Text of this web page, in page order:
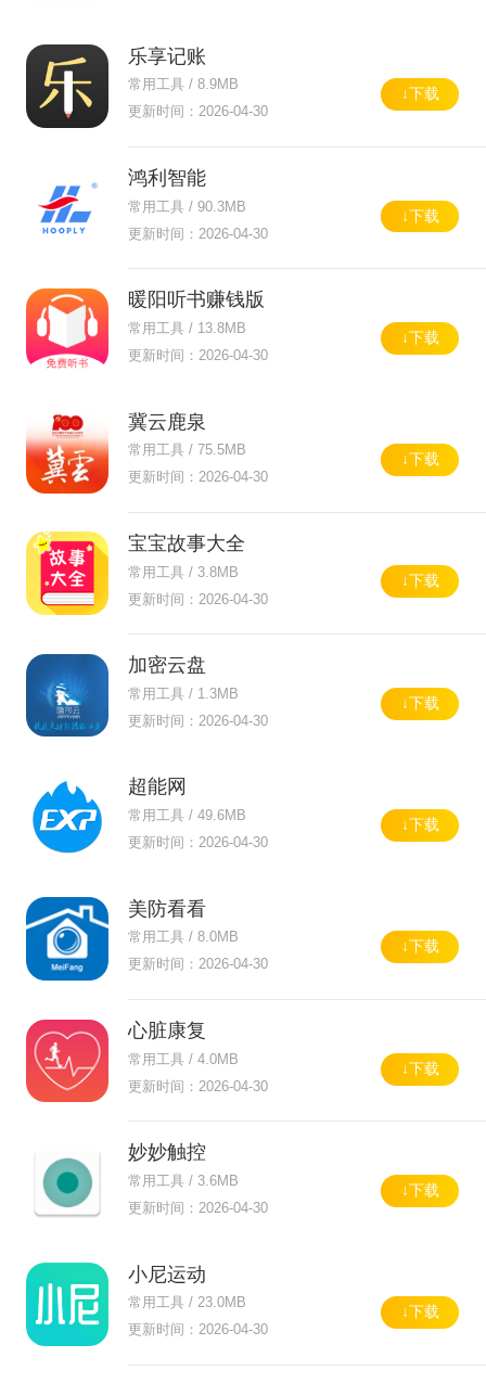
乐享记账
常用工具 / 8.9MB
更新时间：2026-04-30
↓下载
鸿利智能
常用工具 / 90.3MB
更新时间：2026-04-30
↓下载
暖阳听书赚钱版
常用工具 / 13.8MB
更新时间：2026-04-30
↓下载
冀云鹿泉
常用工具 / 75.5MB
更新时间：2026-04-30
↓下载
宝宝故事大全
常用工具 / 3.8MB
更新时间：2026-04-30
↓下载
加密云盘
常用工具 / 1.3MB
更新时间：2026-04-30
↓下载
超能网
常用工具 / 49.6MB
更新时间：2026-04-30
↓下载
美防看看
常用工具 / 8.0MB
更新时间：2026-04-30
↓下载
心脏康复
常用工具 / 4.0MB
更新时间：2026-04-30
↓下载
妙妙触控
常用工具 / 3.6MB
更新时间：2026-04-30
↓下载
小尼运动
常用工具 / 23.0MB
更新时间：2026-04-30
↓下载